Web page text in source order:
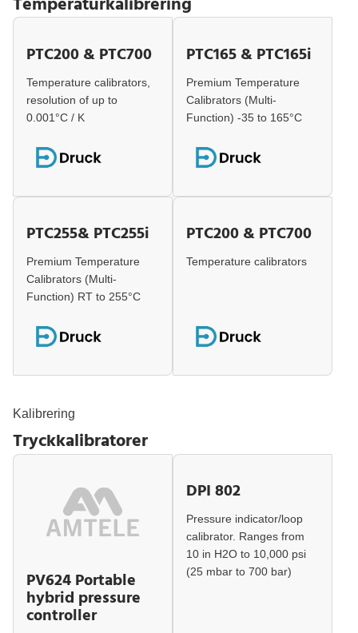
PTC200 & PTC700
Temperature calibrators,
resolution of up to
0.001°C / K
PTC165 & PTC165i
Premium Temperature
Calibrators (Multi-
Function) -35 to 165°C
PTC255& PTC255i
Premium Temperature
Calibrators (Multi-
Function) RT to 255°C
PTC200 & PTC700
Temperature calibrators
Kalibrering
Tryckkalibratorer
PV624 Portable
hybrid pressure
controller
DPI 802
Pressure indicator/loop
calibrator. Ranges from
10 in H2O to 10,000 psi
(25 mbar to 700 bar)